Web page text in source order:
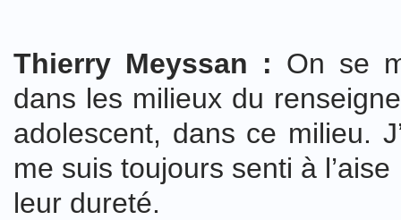
Thierry Meyssan : On se
dans les milieux du
adolescent, dans ce milieu.
me suis toujours senti à
leur dureté.